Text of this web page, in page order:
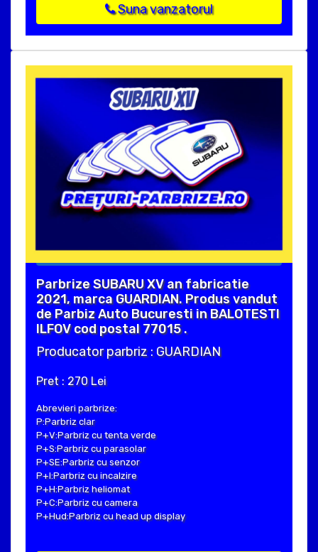
Suna vanzatorul
Parbrize SUBARU XV an fabricatie
2021, marca GUARDIAN. Produs vandut
de Parbiz Auto Bucuresti in BALOTESTI
ILFOV cod postal 77015 .
Producator parbriz : GUARDIAN
Pret : 270 Lei
Abrevieri parbrize:
P:Parbriz clar
P+V:Parbriz cu tenta verde
P+S:Parbriz cu parasolar
P+SE:Parbriz cu senzor
P+I:Parbriz cu incalzire
P+H:Parbriz heliomat
P+C:Parbriz cu camera
P+Hud:Parbriz cu head up display